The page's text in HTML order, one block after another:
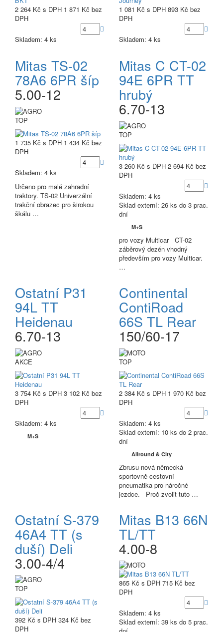
2 264 Kč s DPH 1 871 Kč bez
DPH
Skladem: 4 ks
1 081 Kč s DPH 893 Kč bez
DPH
Skladem: 4 ks
Mitas TS-02
78A6 6PR šíp
5.00-12
TOP
1 735 Kč s DPH 1 434 Kč bez
DPH
Skladem: 4 ks
Určeno pro malé zahradní
traktory. TS-02 Univerzální
trakční obrazec pro širokou
škálu …
Mitas C CT-02
94E 6PR TT
hrubý
6.70-13
TOP
3 260 Kč s DPH 2 694 Kč bez
DPH
Skladem: 4 ks
Sklad externí: 26 ks do 3 prac.
dní
M+S
pro vozy Multicar CT-02
záběrový dezén vhodný
především pro vozy Multicar.
…
Ostatní P31
94L TT
Heidenau
6.70-13
AKCE
3 754 Kč s DPH 3 102 Kč bez
DPH
Skladem: 4 ks
M+S
Continental
ContiRoad
66S TL Rear
150/60-17
TOP
2 384 Kč s DPH 1 970 Kč bez
DPH
Skladem: 4 ks
Sklad externí: 10 ks do 2 prac.
dní
Allround & City
Zbrusu nová německá
sportovně cestovní
pneumatika pro náročné
jezdce. Proč zvolit tuto …
Ostatní S-379
46A4 TT (s
duší) Deli
3.00-4/4
TOP
392 Kč s DPH 324 Kč bez
DPH
Mitas B13 66N
TL/TT
4.00-8
865 Kč s DPH 715 Kč bez
DPH
Skladem: 4 ks
Sklad externí: 39 ks do 5 prac.